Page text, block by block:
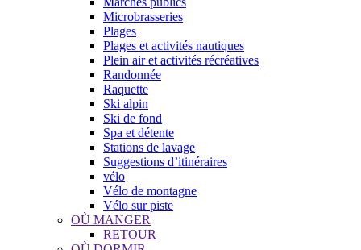
Microbrasseries
Plages
Plages et activités nautiques
Plein air et activités récréatives
Randonnée
Raquette
Ski alpin
Ski de fond
Spa et détente
Stations de lavage
Suggestions d’itinéraires
vélo
Vélo de montagne
Vélo sur piste
OÙ MANGER
RETOUR